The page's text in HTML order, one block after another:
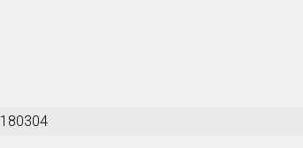
180304